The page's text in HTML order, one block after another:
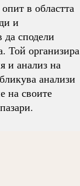
в областта
и
да сподели
Той организира
и анализ на
анализи
на своите